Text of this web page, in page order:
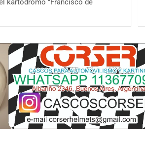
kartódromo "Francisco de